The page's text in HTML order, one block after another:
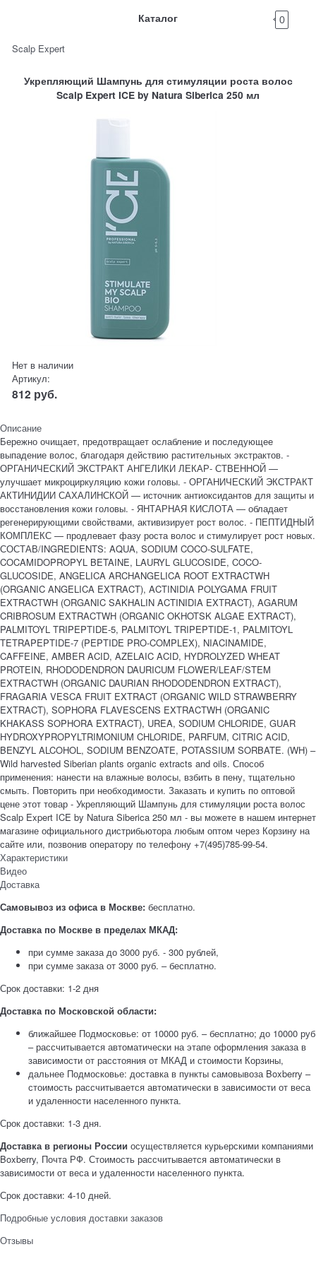
Каталог 0
Scalp Expert
Укрепляющий Шампунь для стимуляции роста волос
Scalp Expert ICE by Natura Siberica 250 мл
Нет в наличии
Артикул:
812 руб.
Описание
Бережно очищает, предотвращает ослабление и последующее
выпадение волос, благодаря действию растительных экстрактов. -
ОРГАНИЧЕСКИЙ ЭКСТРАКТ АНГЕЛИКИ ЛЕКАР- СТВЕННОЙ —
улучшает микроциркуляцию кожи головы. - ОРГАНИЧЕСКИЙ ЭКСТРАКТ
АКТИНИДИИ САХАЛИНСКОЙ — источник антиоксидантов для защиты и
восстановления кожи головы. - ЯНТАРНАЯ КИСЛОТА — обладает
регенерирующими свойствами, активизирует рост волос. - ПЕПТИДНЫЙ
КОМПЛЕКС — продлевает фазу роста волос и стимулирует рост новых.
СОСТАВ/INGREDIENTS: AQUA, SODIUM COCO-SULFATE,
COCAMIDOPROPYL BETAINE, LAURYL GLUCOSIDE, COCO-
GLUCOSIDE, ANGELICA ARCHANGELICA ROOT EXTRACTWH
(ORGANIC ANGELICA EXTRACT), ACTINIDIA POLYGAMA FRUIT
EXTRACTWH (ORGANIC SAKHALIN ACTINIDIA EXTRACT), AGARUM
CRIBROSUM EXTRACTWH (ORGANIC OKHOTSK ALGAE EXTRACT),
PALMITOYL TRIPEPTIDE-5, PALMITOYL TRIPEPTIDE-1, PALMITOYL
TETRAPEPTIDE-7 (PEPTIDE PRO-COMPLEX), NIACINAMIDE,
CAFFEINE, AMBER ACID, AZELAIC ACID, HYDROLYZED WHEAT
PROTEIN, RHODODENDRON DAURICUM FLOWER/LEAF/STEM
EXTRACTWH (ORGANIC DAURIAN RHODODENDRON EXTRACT),
FRAGARIA VESCA FRUIT EXTRACT (ORGANIC WILD STRAWBERRY
EXTRACT), SOPHORA FLAVESCENS EXTRACTWH (ORGANIC
KHAKASS SOPHORA EXTRACT), UREA, SODIUM CHLORIDE, GUAR
HYDROXYPROPYLTRIMONIUM CHLORIDE, PARFUM, CITRIC ACID,
BENZYL ALCOHOL, SODIUM BENZOATE, POTASSIUM SORBATE. (WH) –
Wild harvested Siberian plants organic extracts and oils. Способ
применения: нанести на влажные волосы, взбить в пену, тщательно
смыть. Повторить при необходимости. Заказать и купить по оптовой
цене этот товар - Укрепляющий Шампунь для стимуляции роста волос
Scalp Expert ICE by Natura Siberica 250 мл - вы можете в нашем интернет
магазине официального дистрибьютора любым оптом через Корзину на
сайте или, позвонив оператору по телефону +7(495)785-99-54.
Характеристики
Видео
Доставка
Самовывоз из офиса в Москве: бесплатно.
Доставка по Москве в пределах МКАД:
при сумме заказа до 3000 руб. - 300 рублей,
при сумме заказа от 3000 руб. – бесплатно.
Срок доставки: 1-2 дня
Доставка по Московской области:
ближайшее Подмосковье: от 10000 руб. – бесплатно; до 10000 руб
– рассчитывается автоматически на этапе оформления заказа в
зависимости от расстояния от МКАД и стоимости Корзины,
дальнее Подмосковье: доставка в пункты самовывоза Boxberry –
стоимость рассчитывается автоматически в зависимости от веса
и удаленности населенного пункта.
Срок доставки: 1-3 дня.
Доставка в регионы России осуществляется курьерскими компаниями
Boxberry, Почта РФ. Стоимость рассчитывается автоматически в
зависимости от веса и удаленности населенного пункта.
Срок доставки: 4-10 дней.
Подробные условия доставки заказов
Отзывы